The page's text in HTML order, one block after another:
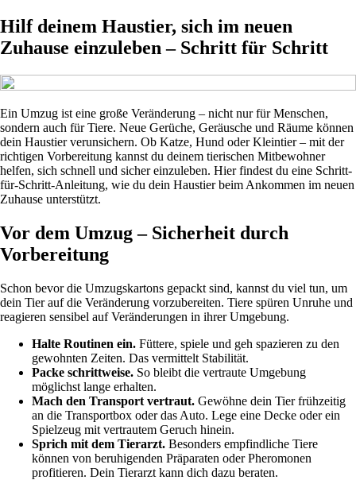
Hilf deinem Haustier, sich im neuen
Zuhause einzuleben – Schritt für Schritt
Ein Umzug ist eine große Veränderung – nicht nur für Menschen,
sondern auch für Tiere. Neue Gerüche, Geräusche und Räume können
dein Haustier verunsichern. Ob Katze, Hund oder Kleintier – mit der
richtigen Vorbereitung kannst du deinem tierischen Mitbewohner
helfen, sich schnell und sicher einzuleben. Hier findest du eine Schritt-
für-Schritt-Anleitung, wie du dein Haustier beim Ankommen im neuen
Zuhause unterstützt.
Vor dem Umzug – Sicherheit durch
Vorbereitung
Schon bevor die Umzugskartons gepackt sind, kannst du viel tun, um
dein Tier auf die Veränderung vorzubereiten. Tiere spüren Unruhe und
reagieren sensibel auf Veränderungen in ihrer Umgebung.
Halte Routinen ein. Füttere, spiele und geh spazieren zu den
gewohnten Zeiten. Das vermittelt Stabilität.
Packe schrittweise. So bleibt die vertraute Umgebung
möglichst lange erhalten.
Mach den Transport vertraut. Gewöhne dein Tier frühzeitig
an die Transportbox oder das Auto. Lege eine Decke oder ein
Spielzeug mit vertrautem Geruch hinein.
Sprich mit dem Tierarzt. Besonders empfindliche Tiere
können von beruhigenden Präparaten oder Pheromonen
profitieren. Dein Tierarzt kann dich dazu beraten.